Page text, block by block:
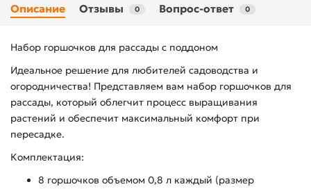
Описание Отзывы 0 Вопрос-ответ 0
Набор горшочков для рассады с поддоном
Идеальное решение для любителей садоводства и
огородничества! Представляем вам набор горшочков для
рассады, который облегчит процесс выращивания
растений и обеспечит максимальный комфорт при
пересадке.
Комплектация:
8 горшочков объемом 0,8 л каждый (размер